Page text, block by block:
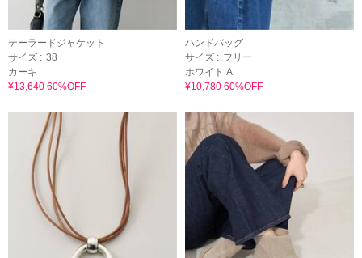
テーラードジャケット
サイズ : 38
カーキ
¥13,640 60%OFF
ハンドバッグ
サイズ : フリー
ホワイト A
¥10,780 60%OFF